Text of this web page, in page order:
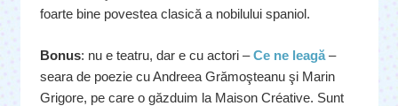
foarte bine povestea clasică a nobilului spaniol.
Bonus: nu e teatru, dar e cu actori –Ce ne leagă –
seara de poezie cu Andreea Grămoşteanu şi Marin
Grigore, pe care o găzduim la Maison Créative. Sunt